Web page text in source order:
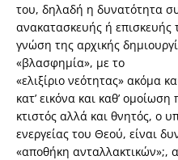
του, δηλαδή η δυνατότητα
ανακατασκευής ή
γνώση της αρχικής
«βλασφημία», με το
«ελιξίριο νεότητας» ακόμα
κατ’ εικόνα και καθ’
κτιστός αλλά και θνητός, ο
ενεργείας του Θεού, είναι
«αποθήκη ανταλλακτικών»;,